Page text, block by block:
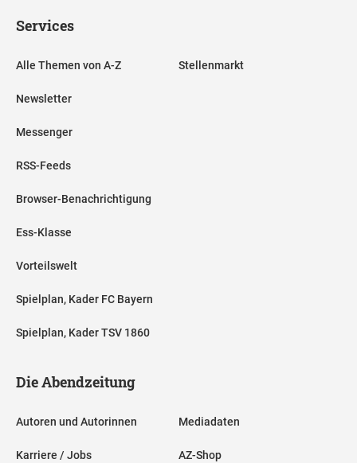
Services
Alle Themen von A-Z
Newsletter
Messenger
RSS-Feeds
Browser-Benachrichtigung
Ess-Klasse
Vorteilswelt
Spielplan, Kader FC Bayern
Spielplan, Kader TSV 1860
Stellenmarkt
Die Abendzeitung
Autoren und Autorinnen
Karriere / Jobs
Mediadaten
AZ-Shop